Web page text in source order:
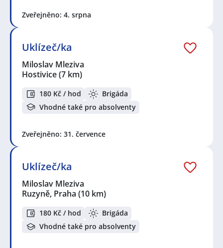
Zveřejněno: 4. srpna
Uklízeč/ka
Miloslav Mleziva
Hostivice(7 km)
180 Kč / hod
Brigáda
Vhodné také pro absolventy
Zveřejněno: 31. července
Uklízeč/ka
Miloslav Mleziva
Ruzyně, Praha (10 km)
180 Kč / hod
Brigáda
Vhodné také pro absolventy